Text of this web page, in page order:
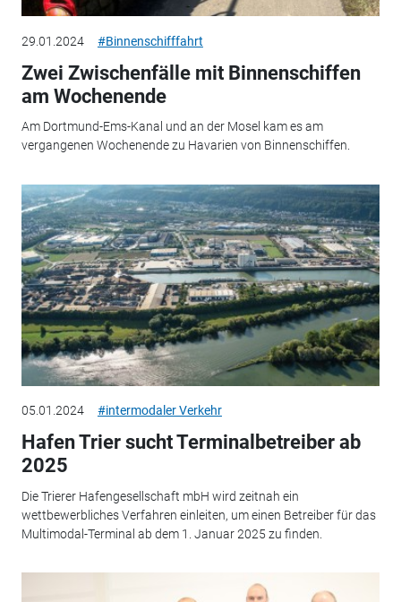
29.01.2024 #Binnenschifffahrt
Zwei Zwischenfälle mit Binnenschiffen
am Wochenende
Am Dortmund-Ems-Kanal und an der Mosel kam es am
vergangenen Wochenende zu Havarien von Binnenschiffen.
05.01.2024 #intermodaler Verkehr
Hafen Trier sucht Terminalbetreiber ab
2025
Die Trierer Hafengesellschaft mbH wird zeitnah ein
wettbewerbliches Verfahren einleiten, um einen Betreiber für das
Multimodal-Terminal ab dem 1. Januar 2025 zu finden.